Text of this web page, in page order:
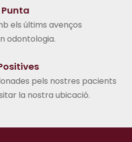
els últims avenços
odontologia.
pels nostres pacients
la nostra ubicació.